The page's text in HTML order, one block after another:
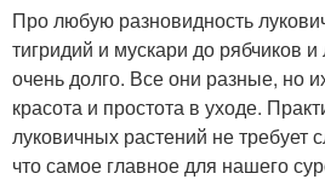
Про любую разновидность
тигридий и мускари до рябчиков
очень долго. Все они разные, но
красота и простота в уходе.
луковичных растений не требует
что самое главное для нашего